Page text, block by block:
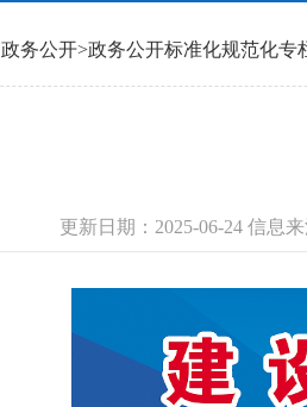
政务公开>政务公开标准化规范化专
更新日期：2025-06-24 信息